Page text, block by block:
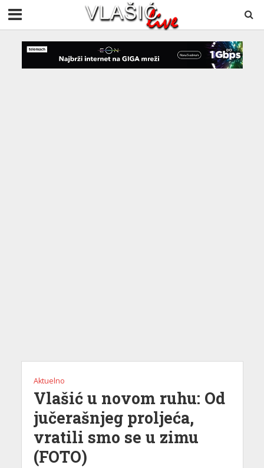
Aktuelno
Vlašić u novom ruhu: Od
jučerašnjeg proljeća,
vratili smo se u zimu
(FOTO)